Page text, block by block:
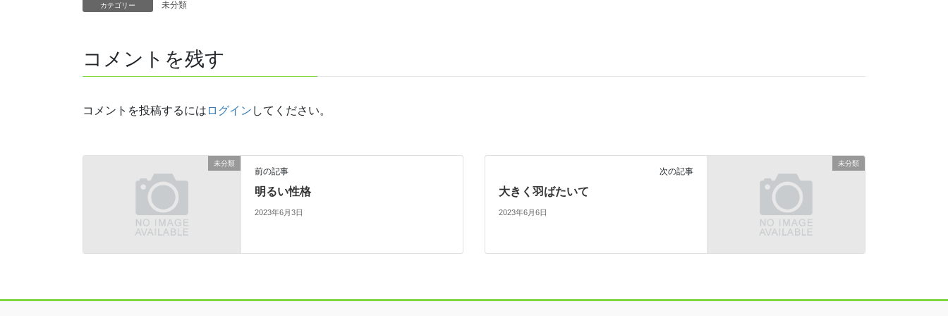
カテゴリー 未分類
コメントを残す
コメントを投稿するには ログイン してください。
未分類
前の記事
明るい性格
2023年6月3日
未分類
次の記事
大きく羽ばたいて
2023年6月6日